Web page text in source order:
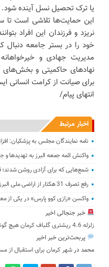
یا ترک تحصیل نسل آینده شود.
این حمایت‌ها تلاشی است تا
نریزد و فرزندان این افراد
خود را در بستر جامعه دنبال
مدیریت جهادی و
نهادهای حاکمیتی و بخش‌های
برای صیانت از کرامت انسانی
انتهای پیام/
اخبار مرتبط
نامه نمایندگان مجلس به پزشکیان:
واکنش ائمه جمعه البرز به تهدیدها و
شمع‌هایی که ‌برای آزادی روشن
رفع تصرف 31 هکتار از اراضی ملی البرز در سال جاری
واکسن «رازی کوو پارس» در یکی از
خبر جنجالی اخیر
زلزله 4.6 ریشتری گلباف کرمان هیچ گونه خسارتی نداشت
پربحث‌ترین خبر اخیر
محمد درشهر کرمان برای استقبال از